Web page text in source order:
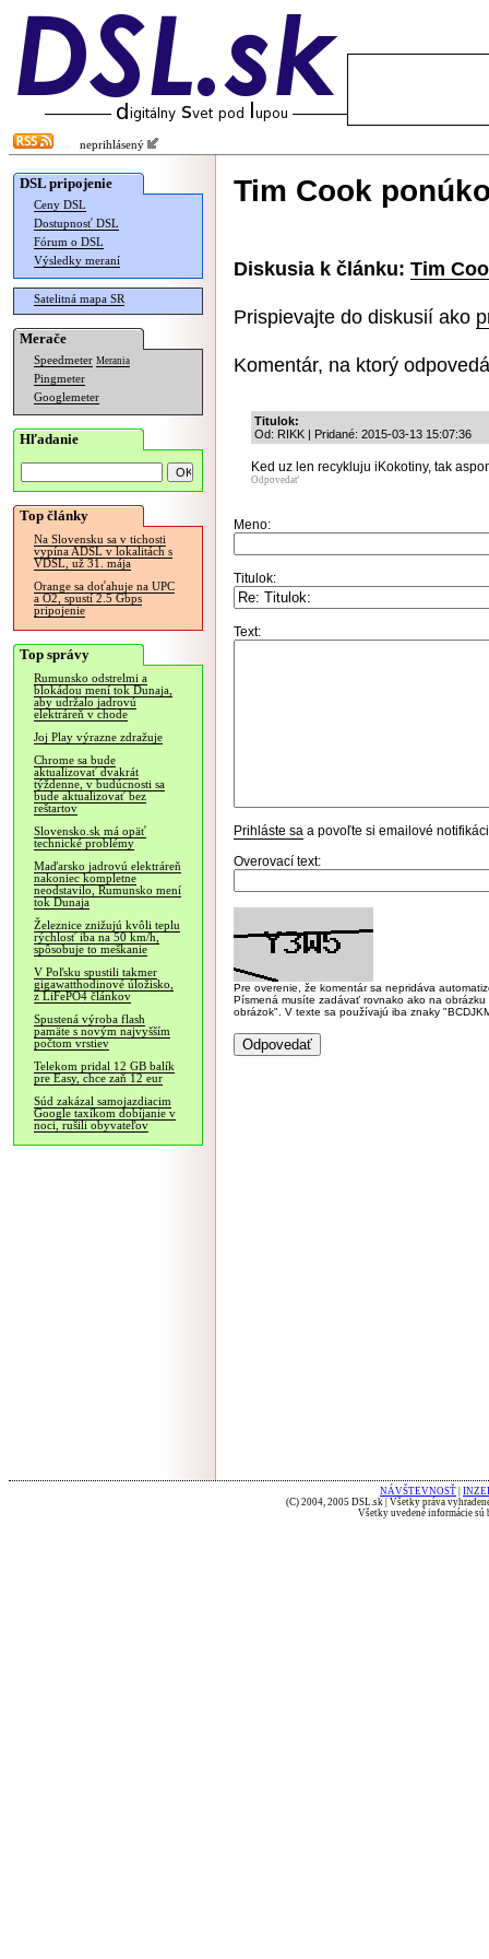
neprihlásený
DSL pripojenie
Ceny DSL
Dostupnosť DSL
Fórum o DSL
Výsledky meraní
Satelitná mapa SR
Merače
Speedmeter Merania
Pingmeter
Googlemeter
Hľadanie
Top články
Na Slovensku sa v tichosti
vypína ADSL v lokalitách s
VDSL, už 31. mája
Orange sa doťahuje na UPC
a O2, spustí 2.5 Gbps
pripojenie
Top správy
Rumunsko odstrelmi a
blokádou mení tok Dunaja,
aby udržalo jadrovú
elektráreň v chode
Joj Play výrazne zdražuje
Chrome sa bude
aktualizovať dvakrát
týždenne, v budúcnosti sa
bude aktualizovať bez
reštartov
Slovensko.sk má opäť
technické problémy
Maďarsko jadrovú elektráreň
nakoniec kompletne
neodstavilo, Rumunsko mení
tok Dunaja
Železnice znižujú kvôli teplu
rýchlosť iba na 50 km/h,
spôsobuje to meškanie
V Poľsku spustili takmer
gigawatthodinové úložisko,
z LiFePO4 článkov
Spustená výroba flash
pamäte s novým najvyšším
počtom vrstiev
Telekom pridal 12 GB balík
pre Easy, chce zaň 12 eur
Súd zakázal samojazdiacim
Google taxíkom dobíjanie v
noci, rušili obyvateľov
Tim Cook
Diskusia k článku: Tim
Prispievajte do diskusií ako
Komentár, na ktorý
Titulok:
Od: RIKK | Pridané: 2015-03-13 15:07:36
Ked uz len recykluju iKokotiny, tak
Odpovedať
Meno:
Titulok:
Text:
Prihláste sa a povoľte si emailové
Overovací text:
Pre overenie, že komentár sa nepridáva
Písmená musíte zadávať rovnako ako na
obrázok". V texte sa používajú iba znaky
NÁVŠTEVNOSŤ
(C) 2004, 2005 DSL.sk | Všetky práva
Všetky uvedené informácie sú